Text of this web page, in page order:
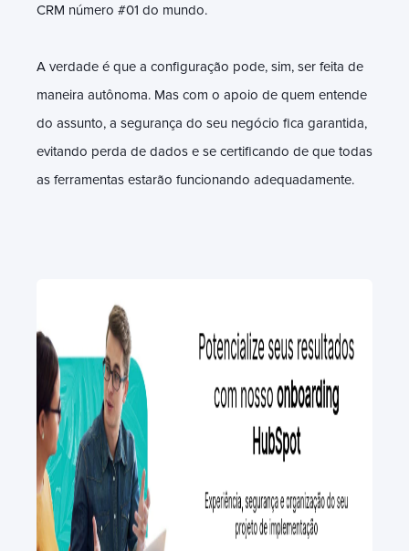
CRM número #01 do mundo.
A verdade é que a configuração pode, sim, ser feita de
maneira autônoma. Mas com o apoio de quem entende
do assunto, a segurança do seu negócio fica garantida,
evitando perda de dados e se certificando de que todas
as ferramentas estarão funcionando adequadamente.